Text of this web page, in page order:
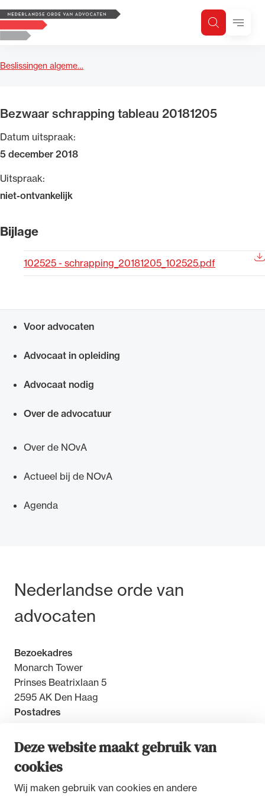
Deze website maakt gebruik van
cookies
Wij maken gebruik van cookies en andere
Logo, to the homepage
ZoekenMenu
Beslissingen algeme…
Bezwaar schrapping tableau 20181205
Datum uitspraak:
5 december 2018
Uitspraak:
niet-ontvankelijk
Bijlage
102525 - schrapping_20181205_102525.pdf
Voor advocaten
Advocaat in opleiding
Advocaat nodig
Over de advocatuur
Over de NOvA
Actueel bij de NOvA
Agenda
Bezoek- en postadres
Nederlandse orde van
advocaten
Bezoekadres
Monarch Tower
Prinses Beatrixlaan 5
2595 AK Den Haag
Postadres
2500 GW Den Haag
Zoeken
Zoek op trefwoord
advocatuur (Roda).
beroepsuitoefening: van de advocatenpas tot
geheimhoudernummers.